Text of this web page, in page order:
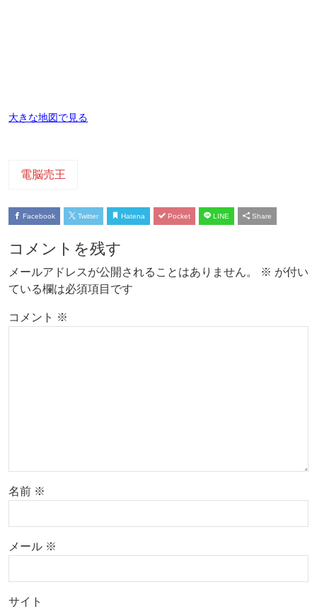
大きな地図で見る
電脳売王
Facebook Twitter Hatena Pocket LINE Share
コメントを残す
メールアドレスが公開されることはありません。 ※ が付い
ている欄は必須項目です
コメント ※
名前 ※
メール ※
サイト